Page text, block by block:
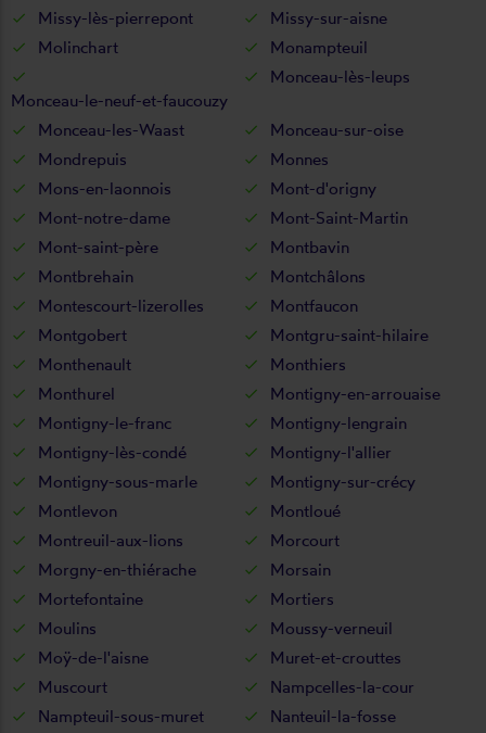
Missy-lès-pierrepont
Missy-sur-aisne
Molinchart
Monampteuil
Monceau-le-neuf-et-faucouzy
Monceau-lès-leups
Monceau-les-Waast
Monceau-sur-oise
Mondrepuis
Monnes
Mons-en-laonnois
Mont-d'origny
Mont-notre-dame
Mont-Saint-Martin
Mont-saint-père
Montbavin
Montbrehain
Montchâlons
Montescourt-lizerolles
Montfaucon
Montgobert
Montgru-saint-hilaire
Monthenault
Monthiers
Monthurel
Montigny-en-arrouaise
Montigny-le-franc
Montigny-lengrain
Montigny-lès-condé
Montigny-l'allier
Montigny-sous-marle
Montigny-sur-crécy
Montlevon
Montloué
Montreuil-aux-lions
Morcourt
Morgny-en-thiérache
Morsain
Mortefontaine
Mortiers
Moulins
Moussy-verneuil
Moÿ-de-l'aisne
Muret-et-crouttes
Muscourt
Nampcelles-la-cour
Nampteuil-sous-muret
Nanteuil-la-fosse